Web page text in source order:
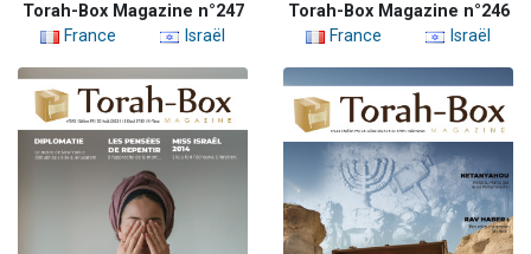
Torah-Box Magazine n°247
France
Israël
Torah-Box Magazine n°246
France
Israël